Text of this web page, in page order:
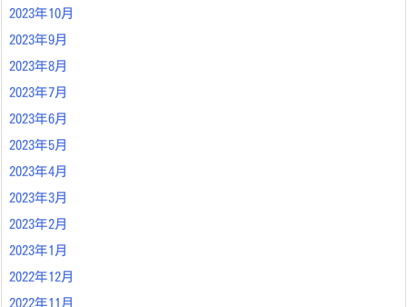
2023年10月
2023年9月
2023年8月
2023年7月
2023年6月
2023年5月
2023年4月
2023年3月
2023年2月
2023年1月
2022年12月
2022年11月